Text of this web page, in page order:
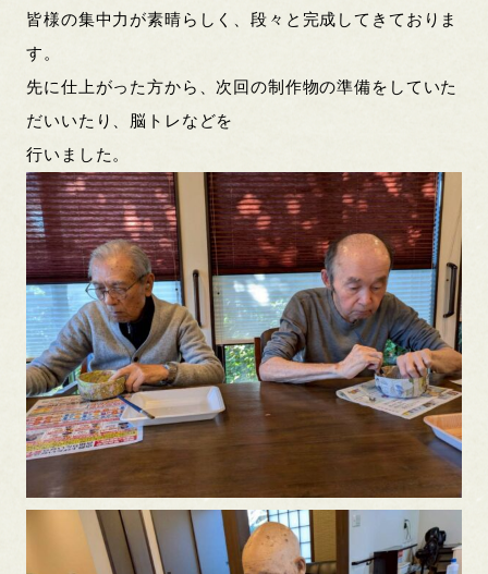
皆様の集中力が素晴らしく、段々と完成してきておりま
す。
先に仕上がった方から、次回の制作物の準備をしていた
だいいたり、脳トレなどを
行いました。